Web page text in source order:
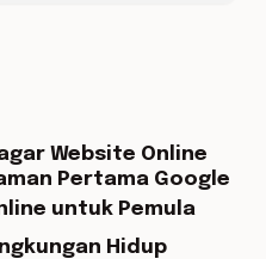
Website Online
Pertama Google
untuk Pemula
Hidup